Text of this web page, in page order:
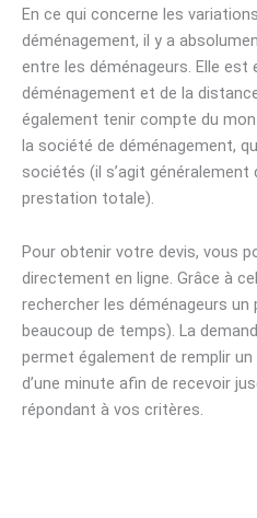
En ce qui concerne les
déménagement, il y a
entre les déménageurs. Elle
déménagement et de la
également tenir compte du
la société de déménagement,
sociétés (il s’agit généralement
prestation totale).
Pour obtenir votre devis, vous
directement en ligne. Grâce à
rechercher les déménageurs
beaucoup de temps). La
permet également de remplir
d’une minute afin de recevoir
répondant à vos critères.